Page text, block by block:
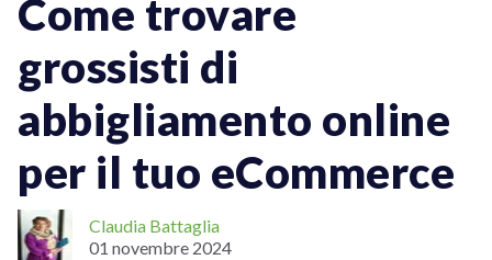
Come trovare
grossisti di
abbigliamento online
per il tuo eCommerce
Claudia Battaglia
01 novembre 2024